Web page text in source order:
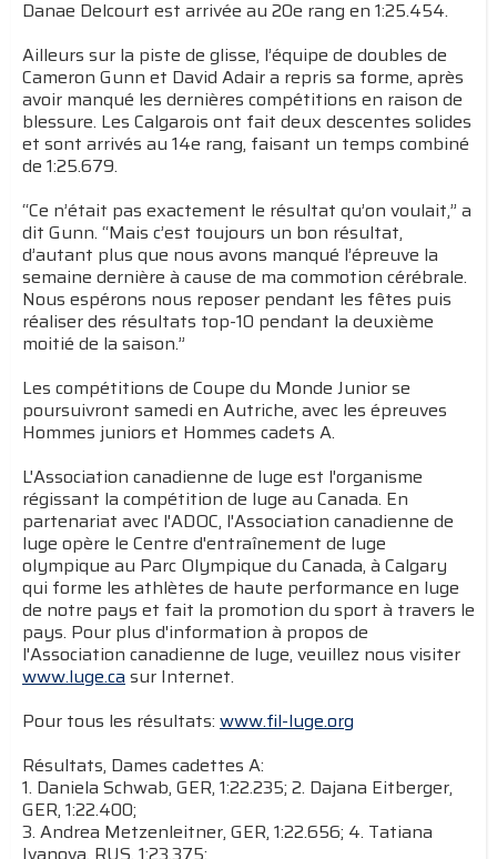
Danae Delcourt est arrivée au 20e rang en 1:25.454.
Ailleurs sur la piste de glisse, l’équipe de doubles de
Cameron Gunn et David Adair a repris sa forme, après
avoir manqué les dernières compétitions en raison de
blessure. Les Calgarois ont fait deux descentes solides
et sont arrivés au 14e rang, faisant un temps combiné
de 1:25.679.
“Ce n’était pas exactement le résultat qu’on voulait,” a
dit Gunn. “Mais c’est toujours un bon résultat,
d’autant plus que nous avons manqué l’épreuve la
semaine dernière à cause de ma commotion cérébrale.
Nous espérons nous reposer pendant les fêtes puis
réaliser des résultats top-10 pendant la deuxième
moitié de la saison.”
Les compétitions de Coupe du Monde Junior se
poursuivront samedi en Autriche, avec les épreuves
Hommes juniors et Hommes cadets A.
L'Association canadienne de luge est l'organisme
régissant la compétition de luge au Canada. En
partenariat avec l'ADOC, l'Association canadienne de
luge opère le Centre d'entraînement de luge
olympique au Parc Olympique du Canada, à Calgary
qui forme les athlètes de haute performance en luge
de notre pays et fait la promotion du sport à travers le
pays. Pour plus d'information à propos de
l'Association canadienne de luge, veuillez nous visiter
www.luge.casur Internet.
Pour tous les résultats: www.fil-luge.org
Résultats, Dames cadettes A:
1. Daniela Schwab, GER, 1:22.235; 2. Dajana Eitberger,
GER, 1:22.400;
3. Andrea Metzenleitner, GER, 1:22.656; 4. Tatiana